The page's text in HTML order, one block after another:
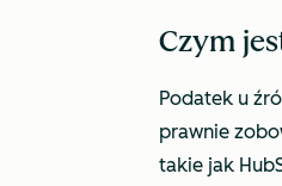
Czym
Podatek u
prawnie
takie jak